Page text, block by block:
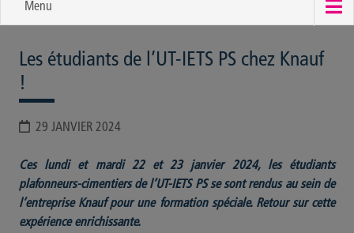
Menu
Les étudiants de l’UT-IETS PS chez Knauf
!
29 JANVIER 2024
Ces lundi et mardi 22 et 23 janvier 2024, les étudiants
plafonneurs-cimentiers de l’UT-IETS PS se sont rendus au sein de
l’entreprise Knauf pour une formation spéciale. Retour sur cette
expérience enrichissante.